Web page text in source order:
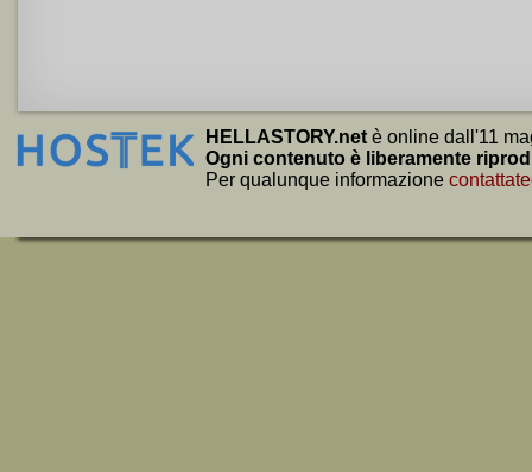
HELLASTORY.net è online dall'11
Ogni contenuto è liberamente
Per qualunque informazione